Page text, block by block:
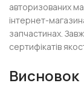
авторизованих
інтернет-
запчастинах.
сертифікатів
Висновок